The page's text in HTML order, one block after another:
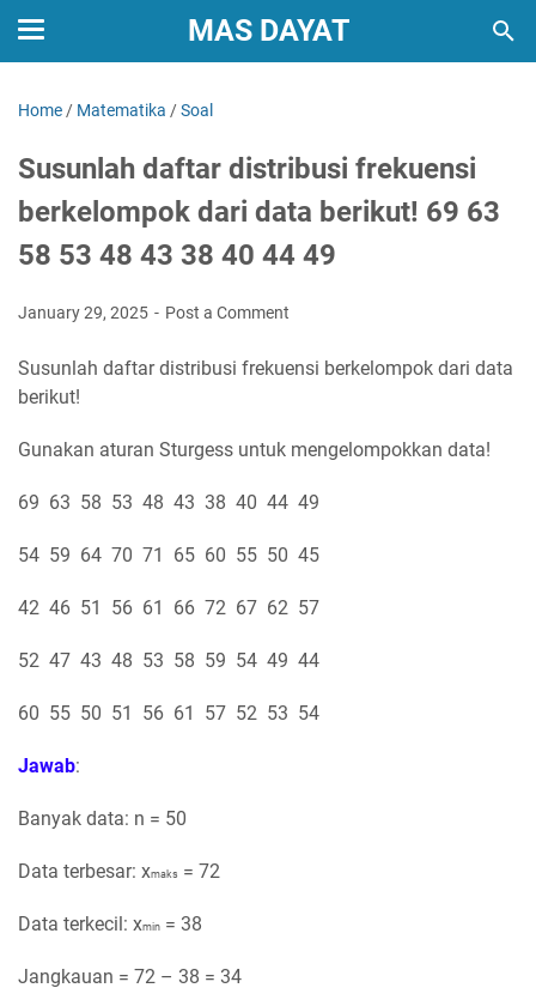
MAS DAYAT
Home / Matematika /Soal
Susunlah daftar distribusi frekuensi
berkelompok dari data berikut! 69 63
58 53 48 43 38 40 44 49
January 29, 2025 Post a Comment
Susunlah daftar distribusi frekuensi berkelompok dari data
berikut!
Gunakan aturan Sturgess untuk mengelompokkan data!
69 63 58 53 48 43 38 40 44 49
54 59 64 70 71 65 60 55 50 45
42 46 51 56 61 66 72 67 62 57
52 47 43 48 53 58 59 54 49 44
60 55 50 51 56 61 57 52 53 54
Jawab:
Banyak data: n = 50
Data terbesar: xmaks = 72
Data terkecil: xmin = 38
Jangkauan = 72 – 38 = 34